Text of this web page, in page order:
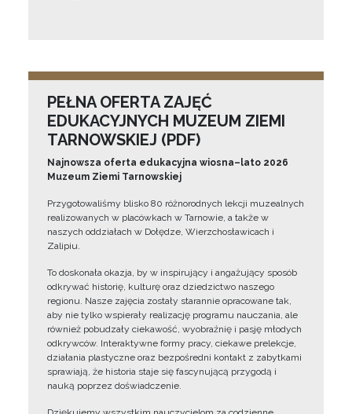
PEŁNA OFERTA ZAJĘĆ
EDUKACYJNYCH MUZEUM ZIEMI
TARNOWSKIEJ (PDF)
Najnowsza oferta edukacyjna wiosna–lato 2026
Muzeum Ziemi Tarnowskiej
Przygotowaliśmy blisko 80 różnorodnych lekcji muzealnych
realizowanych w placówkach w Tarnowie, a także w
naszych oddziałach w Dołędze, Wierzchosławicach i
Zalipiu.
To doskonała okazja, by w inspirujący i angażujący sposób
odkrywać historię, kulturę oraz dziedzictwo naszego
regionu. Nasze zajęcia zostały starannie opracowane tak,
aby nie tylko wspierały realizację programu nauczania, ale
również pobudzały ciekawość, wyobraźnię i pasję młodych
odkrywców. Interaktywne formy pracy, ciekawe prelekcje,
działania plastyczne oraz bezpośredni kontakt z zabytkami
sprawiają, że historia staje się fascynującą przygodą i
nauką poprzez doświadczenie.